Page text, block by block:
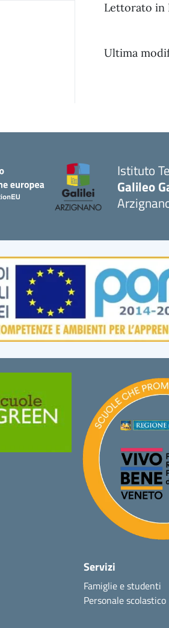
Lettorato in
Ultima
Istituto
Galileo
Servizi
Famiglie e studenti
Personale scolastico